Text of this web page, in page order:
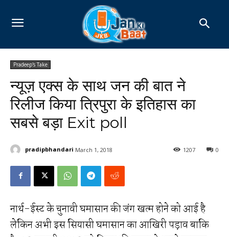
Pradeep's Take
न्यूज़ एक्स के साथ जन की बात ने
रिलीज किया त्रिपुरा के इतिहास का
सबसे बड़ा Exit poll
pradipbhandari March 1, 2018 0
1207
नार्थ-ईस्ट के चुनावी घमासान की जंग खत्म होने को आई है
लेकिन अभी इस सियासी घमासान का आखिरी पड़ाव बाकि